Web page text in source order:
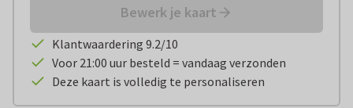
Bewerk je kaart
Klantwaardering 9.2/10
Voor 21:00 uur besteld = vandaag verzonden
Deze kaart is volledig te personaliseren